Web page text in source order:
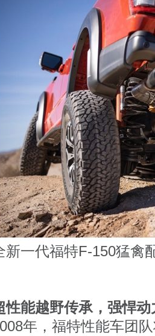
新一代福特F-150猛禽
性能越野传承，强悍
年，福特性能车团